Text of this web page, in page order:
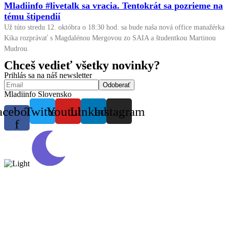
Mladiinfo #livetalk sa vracia. Tentokrát sa pozrieme na
tému štipendií
Už túto stredu 12. októbra o 18:30 hod. sa bude naša nová office manažérka
Kika rozprávať s Magdalénou Mergovou zo SAIA a študentkou Martinou
Mudrou.
Chceš vedieť všetky novinky?
Prihlás sa na náš newsletter
Mladiinfo Slovensko
f
TwitterYoutubeLinkedinInstagram